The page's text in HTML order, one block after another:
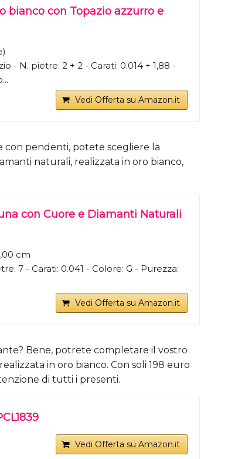
bianco con Topazio azzurro e
- N. pietre: 2 + 2 - Carati: 0.014 + 1,88 -
Vedi Offerta su Amazon.it
con pendenti, potete scegliere la
naturali, realizzata in oro bianco,
con Cuore e Diamanti Naturali
cm
7 - Carati: 0.041 - Colore: G - Purezza:
Vedi Offerta su Amazon.it
Bene, potrete completare il vostro
in oro bianco. Con soli 198 euro
di tutti i presenti.
Vedi Offerta su Amazon.it